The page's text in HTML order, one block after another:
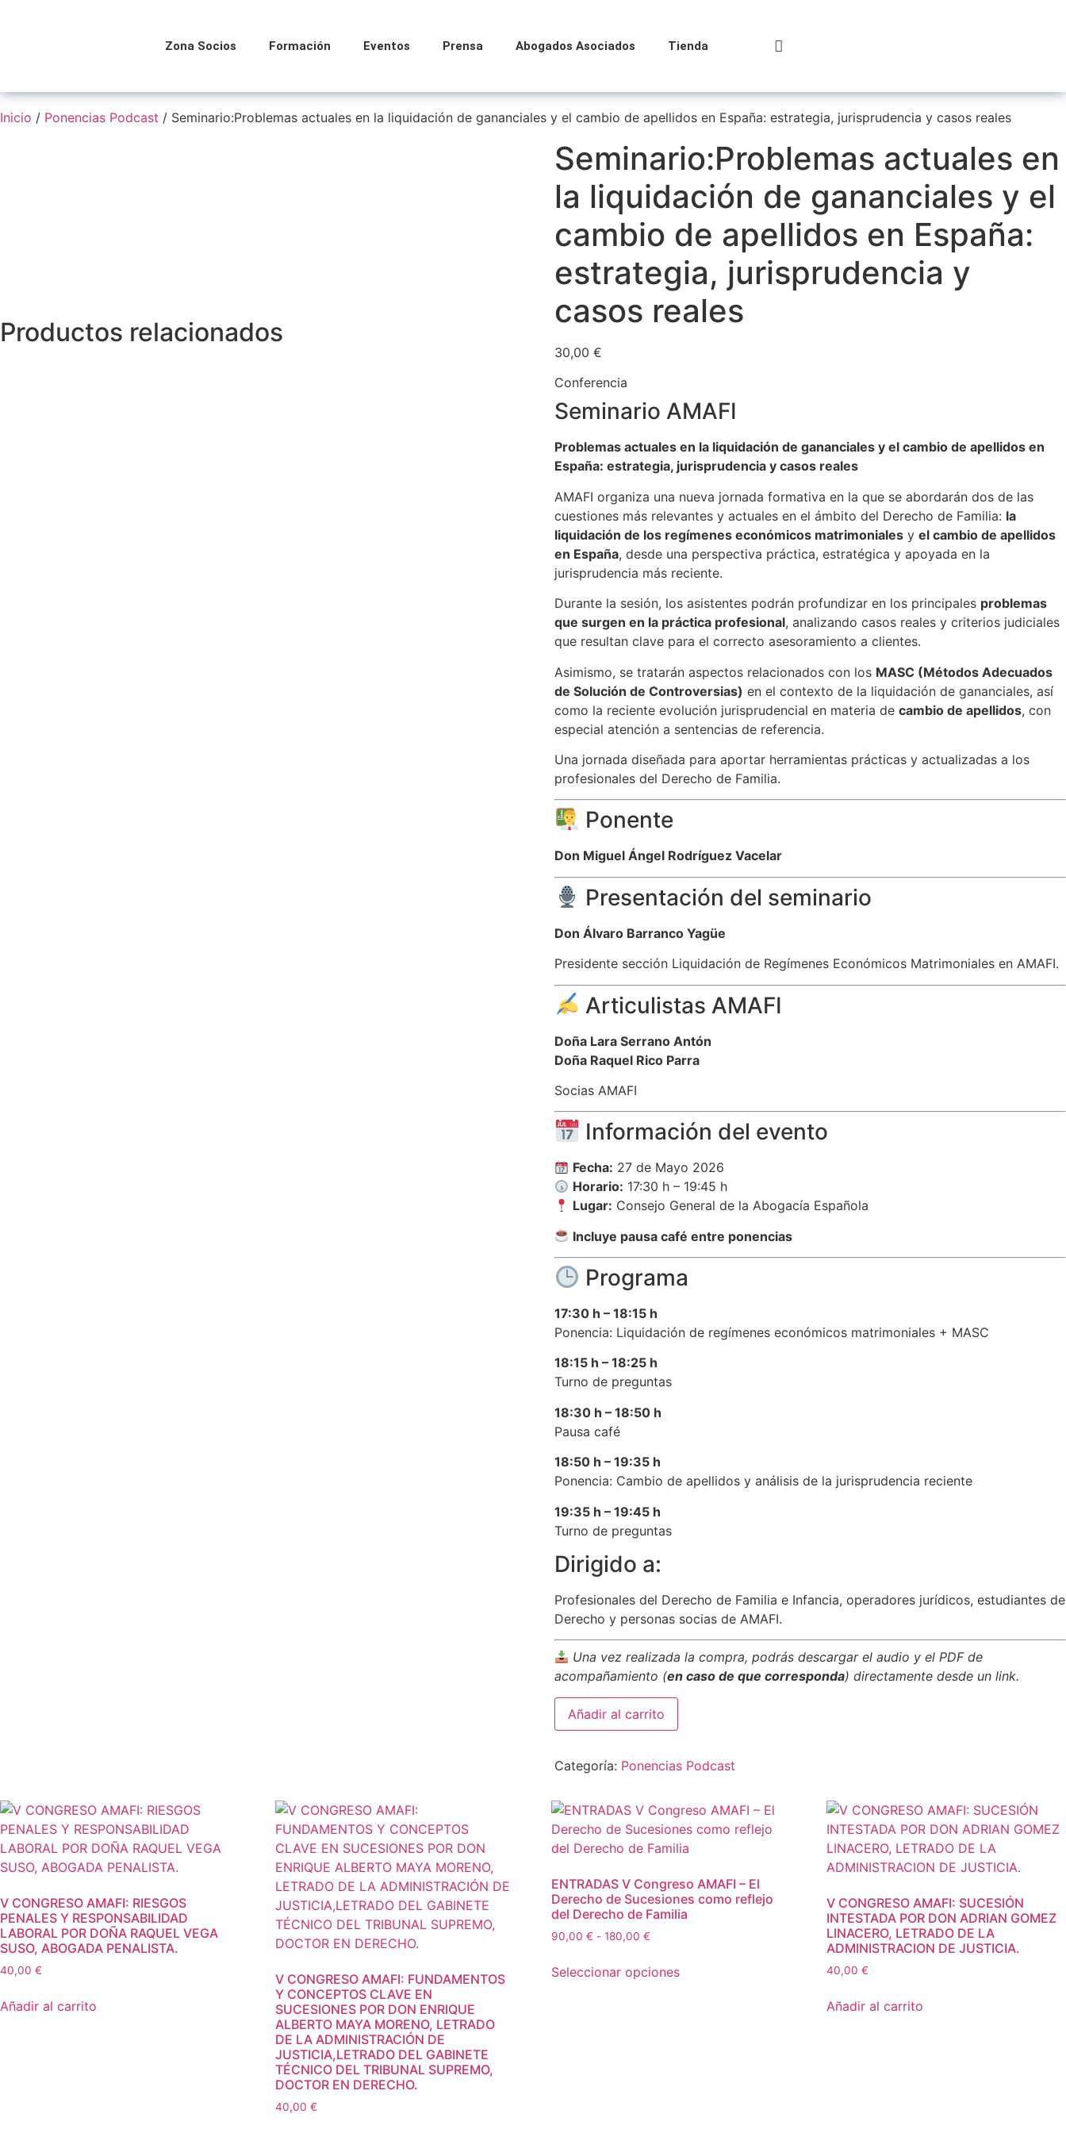
Zona Socios Formación Eventos Prensa Abogados Asociados Tienda
Inicio / Ponencias Podcast / Seminario:Problemas actuales en la liquidación de gananciales y el cambio de apellidos en España: estrategia, jurisprudencia y casos reales
Seminario:Problemas actuales en
la liquidación de gananciales y el
cambio de apellidos en España:
estrategia, jurisprudencia y
casos reales
30,00 €
Conferencia
Seminario AMAFI
Problemas actuales en la liquidación de gananciales y el cambio de apellidos en
España: estrategia, jurisprudencia y casos reales
AMAFI organiza una nueva jornada formativa en la que se abordarán dos de las
cuestiones más relevantes y actuales en el ámbito del Derecho de Familia: la
liquidación de los regímenes económicos matrimonialesy el cambio de apellidos
en España, desde una perspectiva práctica, estratégica y apoyada en la
jurisprudencia más reciente.
Durante la sesión, los asistentes podrán profundizar en los principales problemas
que surgen en la práctica profesional, analizando casos reales y criterios judiciales
que resultan clave para el correcto asesoramiento a clientes.
Asimismo, se tratarán aspectos relacionados con los MASC (Métodos Adecuados
de Solución de Controversias) en el contexto de la liquidación de gananciales, así
como la reciente evolución jurisprudencial en materia de cambio de apellidos, con
especial atención a sentencias de referencia.
Una jornada diseñada para aportar herramientas prácticas y actualizadas a los
profesionales del Derecho de Familia.
Ponente
Don Miguel Ángel Rodríguez Vacelar
Presentación del seminario
Don Álvaro Barranco Yagüe
Presidente sección Liquidación de Regímenes Económicos Matrimoniales en AMAFI.
Articulistas AMAFI
Doña Lara Serrano Antón
Doña Raquel Rico Parra
Socias AMAFI
Información del evento
Fecha: 27 de Mayo 2026
Horario: 17:30 h – 19:45 h
Lugar: Consejo General de la Abogacía Española
Incluye pausa café entre ponencias
Programa
17:30 h – 18:15 h
Ponencia: Liquidación de regímenes económicos matrimoniales + MASC
18:15 h – 18:25 h
Turno de preguntas
18:30 h – 18:50 h
Pausa café
18:50 h – 19:35 h
Ponencia: Cambio de apellidos y análisis de la jurisprudencia reciente
19:35 h – 19:45 h
Turno de preguntas
Dirigido a:
Profesionales del Derecho de Familia e Infancia, operadores jurídicos, estudiantes de
Derecho y personas socias de AMAFI.
Una vez realizada la compra, podrás descargar el audio y el PDF de
acompañamiento (en caso de que corresponda) directamente desde un link.
Añadir al carrito
Categoría: Ponencias Podcast
Productos relacionados
V CONGRESO AMAFI: RIESGOS
PENALES Y RESPONSABILIDAD
LABORAL POR DOÑA RAQUEL VEGA
SUSO, ABOGADA PENALISTA.
40,00 €
Añadir al carrito
V CONGRESO AMAFI: FUNDAMENTOS
Y CONCEPTOS CLAVE EN
SUCESIONES POR DON ENRIQUE
ALBERTO MAYA MORENO, LETRADO
DE LA ADMINISTRACIÓN DE
JUSTICIA,LETRADO DEL GABINETE
TÉCNICO DEL TRIBUNAL SUPREMO,
DOCTOR EN DERECHO.
40,00€
ENTRADAS V Congreso AMAFI – El
Derecho de Sucesiones como reflejo
del Derecho de Familia
90,00 € - 180,00 €
Seleccionar opciones
V CONGRESO AMAFI: SUCESIÓN
INTESTADA POR DON ADRIAN GOMEZ
LINACERO, LETRADO DE LA
ADMINISTRACION DE JUSTICIA.
40,00€
Añadir al carrito